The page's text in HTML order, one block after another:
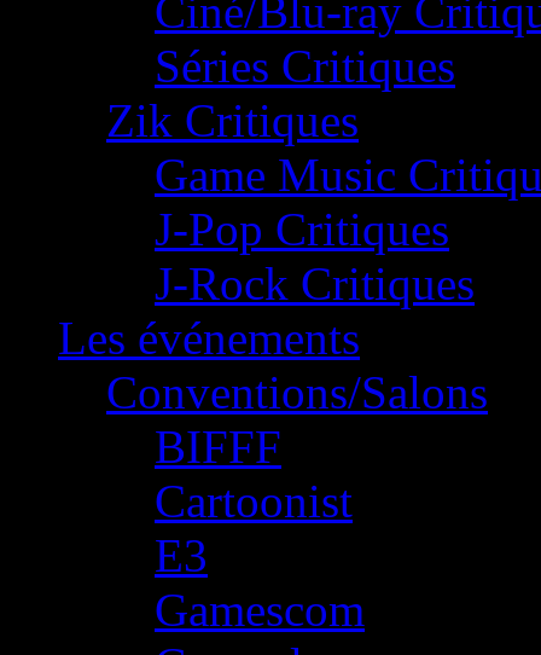
Ciné/Blu-ray
Séries Critiques
Zik Critiques
Game Music
J-Pop Critiques
J-Rock Critiques
Les événements
Conventions/Salons
BIFFF
Cartoonist
E3
Gamescom